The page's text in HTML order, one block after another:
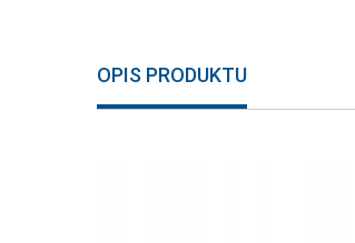
OPIS PRODUKTU